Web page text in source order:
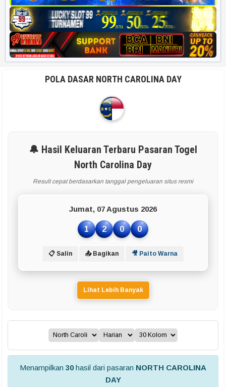
POLA DASAR NORTH CAROLINA DAY
🔔 Hasil Keluaran Terbaru Pasaran Togel
North Carolina Day
Result cepat berdasarkan tanggal pengeluaran situs resmi
Jumat, 07 Agustus 2026
1 2 0 0
📋 Salin 📤 Bagikan 🎥 Paito Warna
Lihat Lebih Banyak
Menampilkan 30hasil dari pasaran NORTH CAROLINA
DAY